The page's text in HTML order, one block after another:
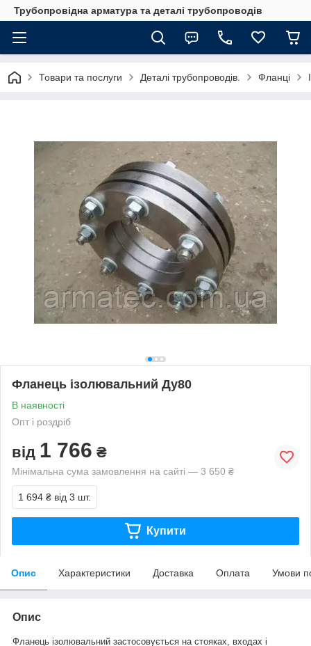
Трубопровідна арматура та деталі трубопроводів
Товари та послуги Деталі трубопроводів. Фланці
Фланець ізолювальний Ду80
В наявності
Опт і роздріб
від 1 766 ₴
Мінімальна сума замовлення на сайті — 3 650 ₴
1 694 ₴ від 3 шт.
Купити
Опис Характеристики Доставка Оплата Умови
Опис
Фланець ізолювальний застосовується на стояках, входах і